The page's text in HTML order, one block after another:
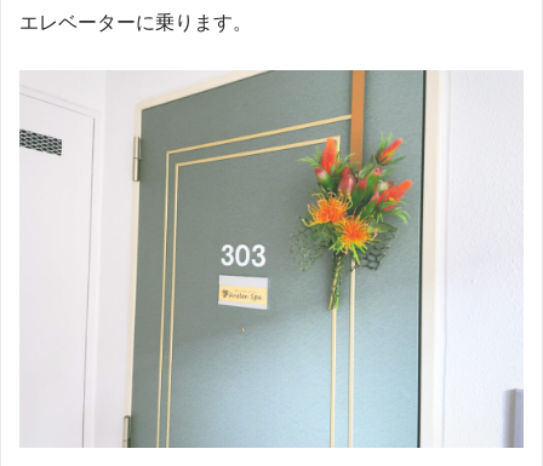
エレベーターに乗ります。